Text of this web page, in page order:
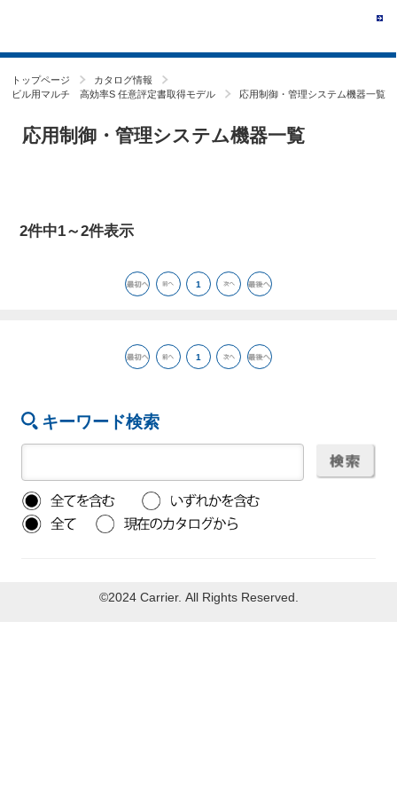
トップページ
カタログ情報
ビル用マルチ 高効率S 任意評定書取得モデル
応用制御・管理システム機器一覧
応用制御・管理システム機器一覧
2件中1～2件表示
1
1
キーワード検索
©2024 Carrier. All Rights Reserved.